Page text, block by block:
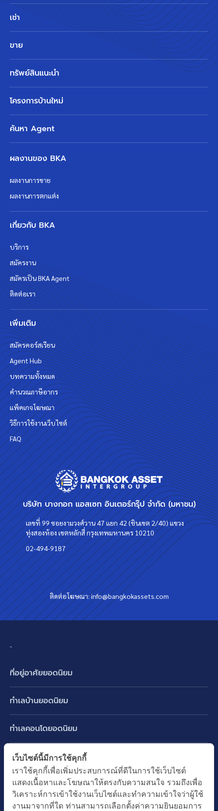
บริษัท บางกอก แอสเซท อินเตอร์กรุ๊ป จำกัด (มหาชน)
เลขที่ 99 ซอยงามวงศ์วาน 47 แยก 42 (ชินเขต 2/40) แขวง
ทุ่งสองห้อง เขตหลักสี่ กรุงเทพมหานคร 10210
02-494-9187
ติดต่อโฆษณา:info@bangkokassets.com
เช่า
ขาย
ทรัพย์สินแนะนำ
โครงการบ้านใหม่
ค้นหา Agent
ผลงานของ BKA
ผลงานการขาย
ผลงานการตกแต่ง
เกี่ยวกับ BKA
บริการ
สมัครงาน
สมัครเป็น BKA Agent
ติดต่อเรา
เพิ่มเติม
สมัครคอร์สเรียน
Agent Hub
บทความทั้งหมด
คำนวณภาษีอากร
แพ็คเกจโฆษณา
วิธีการใช้งานเว็บไซต์
FAQ
-
ที่อยู่อาศัยยอดนิยม
ทาวน์เฮ้าส์ ทาวน์โฮม
คอนโดมิเนียม
อาคารพาณิชย์ ตึกแถว
ที่ดินเปล่า
อพาร์ทเม้นท์ หอพัก
ทำเลบ้านยอดนิยม
บางนา รามคำแหง 2
ปทุมธานี รังสิต ลำลูกกา
นนทบุรี บางใหญ่ บางบัวทอง
ทำเลคอนโดยอดนิยม
พระราม 9
อ่อนนุช ปุณณวิถี
รัชดาภิเษก ห้วยขวาง
ทำเล BTS ยอดนิยม
BTS ทองหล่อ
BTS เอกมัย
ทำเล MRT ยอดนิยม
MRT เพชรบุรี
เว็บไซต์นี้มีการใช้คุกกี้
เราใช้คุกกี้เพื่อเพิ่มประสบการณ์ที่ดีในการใช้เว็บไซต์
แสดงเนื้อหาและโฆษณาให้ตรงกับความสนใจ รวมถึงเพื่อ
วิเคราะห์การเข้าใช้งานเว็บไซต์และทำความเข้าใจว่าผู้ใช้
งานมาจากที่ใด ท่านสามารถเลือกตั้งค่าความยินยอมการ